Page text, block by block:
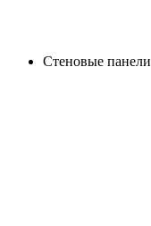
Стеновые панели